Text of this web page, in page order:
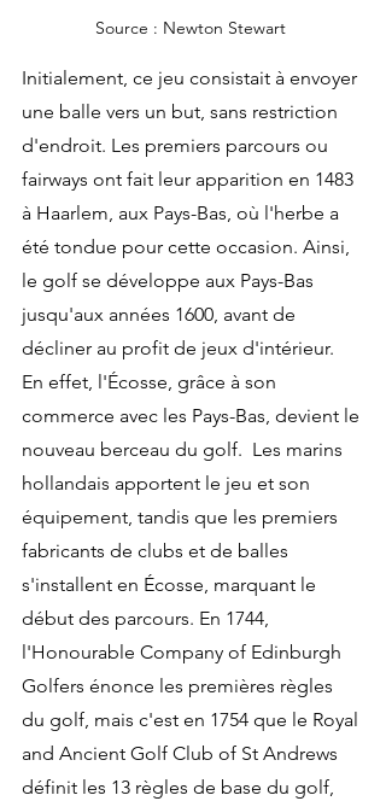
Source : Newton Stewart
Initialement, ce jeu consistait à envoyer
une balle vers un but, sans restriction
d'endroit. Les premiers parcours ou
fairways ont fait leur apparition en 1483
à Haarlem, aux Pays-Bas, où l'herbe a
été tondue pour cette occasion. Ainsi,
le golf se développe aux Pays-Bas
jusqu'aux années 1600, avant de
décliner au profit de jeux d'intérieur.
En effet, l'Écosse, grâce à son
commerce avec les Pays-Bas, devient le
nouveau berceau du golf.  Les marins
hollandais apportent le jeu et son
équipement, tandis que les premiers
fabricants de clubs et de balles
s'installent en Écosse, marquant le
début des parcours. En 1744,
l'Honourable Company of Edinburgh
Golfers énonce les premières règles
du golf, mais c'est en 1754 que le Royal
and Ancient Golf Club of St Andrews
définit les 13 règles de base du golf,